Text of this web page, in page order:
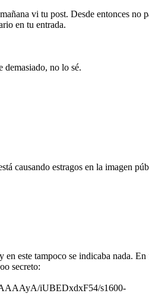
vi tu post. Desde entonces no
en tu entrada.
demasiado, no lo sé.
causando estragos en la imagen
en este tampoco se indicaba nada. En
secreto:
iUBEDxdxF54/s1600-